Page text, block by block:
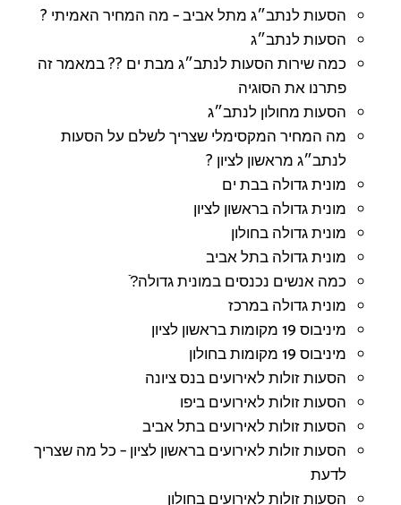
הסעות לנתב״ג מתל אביב – מה המחיר האמיתי ?
הסעות לנתב״ג
כמה שירות הסעות לנתב״ג מבת ים ?? במאמר זה
פתרנו את הסוגיה
הסעות מחולון לנתב״ג
מה המחיר המקסימלי שצריך לשלם על הסעות
לנתב״ג מראשון לציון ?
מונית גדולה בבת ים
מונית גדולה בראשון לציון
מונית גדולה בחולון
מונית גדולה בתל אביב
כמה אנשים נכנסים במונית גדולה?ֿ
מונית גדולה במרכז
מיניבוס 19 מקומות בראשון לציון
מיניבוס 19 מקומות בחולון
הסעות זולות לאירועים בנס ציונה
הסעות זולות לאירועים ביפו
הסעות זולות לאירועים בתל אביב
הסעות זולות לאירועים בראשון לציון – כל מה שצריך
לדעת
הסעות זולות לאירועים בחולון